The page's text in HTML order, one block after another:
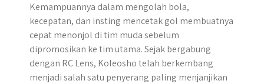
Kemampuannya dalam mengolah bola,
kecepatan, dan insting mencetak gol membuatnya
cepat menonjol di tim muda sebelum
dipromosikan ke tim utama. Sejak bergabung
dengan RC Lens, Koleosho telah berkembang
menjadi salah satu penyerang paling menjanjikan